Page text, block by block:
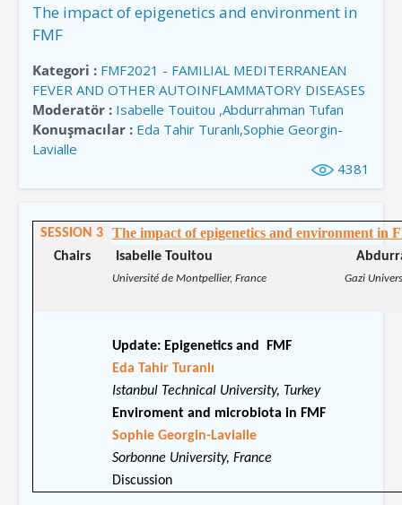
The impact of epigenetics and environment in
FMF
Kategori : FMF2021 - FAMILIAL MEDITERRANEAN
FEVER AND OTHER AUTOINFLAMMATORY DISEASES
Moderatör : Isabelle Touitou ,Abdurrahman Tufan
Konuşmacılar : Eda Tahir Turanlı,Sophie Georgin-
Lavialle
4381
SESSION 3 The impact of epigenetics and environment in
Chairs Isabelle Touitou
Université de Montpellier, France Gazi
Update: Epigenetics and FMF
Eda Tahir Turanlı
Istanbul Technical University, Turkey
Enviroment and microbiota in FMF
Sophie Georgin-Lavialle
Sorbonne University, France
Discussion